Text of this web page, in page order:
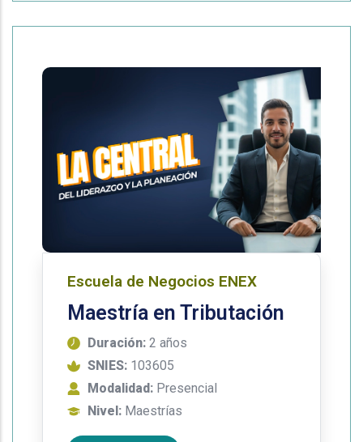
Escuela de Negocios ENEX
Maestría en Tributación
Duración: 2 años
SNIES: 103605
Modalidad: Presencial
Nivel: Maestrías